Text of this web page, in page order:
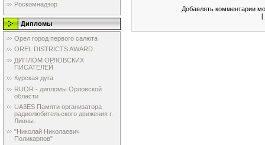
Роскомнадзор
Дипломы
Орел город первого салюта
OREL DISTRICTS AWARD
ДИПЛОМ ОРЛОВСКИХ
ПИСАТЕЛЕЙ
Курская дуга
RUOR - дипломы Орловской
области
UA3ES Памяти организатора
радиолюбительского движения г.
Ливны.
"Николай Николаевич
Поликарпов"
Добавлять комментарии
[